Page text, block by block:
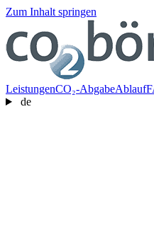
Zum Inhalt springen
LeistungenCO₂-AbgabeAblauf
de